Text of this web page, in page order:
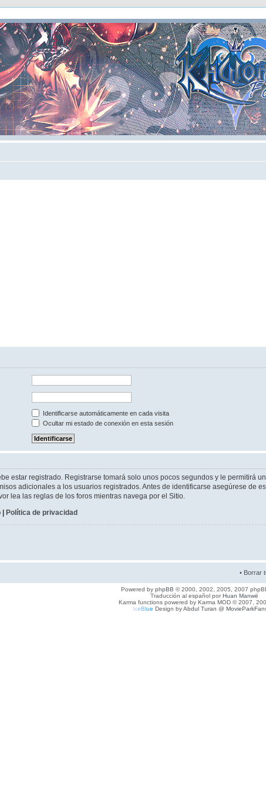
Identificarse automáticamente en cada visita
Ocultar mi estado de conexión en esta sesión
estar registrado. Registrarse tomará solo unos pocos segundos y le permitirá
adicionales a los usuarios registrados. Antes de identificarse asegúrese de
lea las reglas de los foros mientras navega por el Sitio.
| Política de privacidad
• Borrar
Powered by phpBB © 2000, 2002, 2005, 2007
Traducción al español porHuan Manwë
Karma functions powered by Karma MOD © 2007,
IceBlue Design byAbdul Turan @